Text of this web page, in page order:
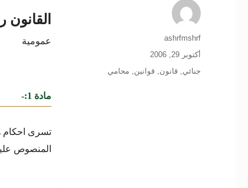
القانون رقم 58
عمومية
مادة 1:-
تسرى احكام
المنصوص
الكاتب
ashrfmshrf
نُشرت
في
أكتوبر 29, 2006
التصنيفات
جنائي,قانون,قوانين, محامي